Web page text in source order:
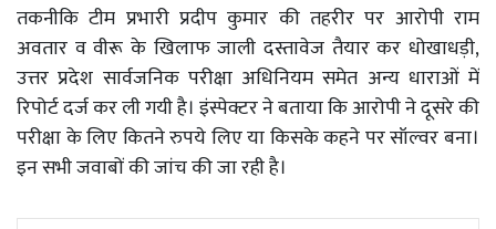
तकनीकि टीम प्रभारी प्रदीप कुमार की तहरीर पर आरोपी राम
अवतार व वीरू के खिलाफ जाली दस्तावेज तैयार कर धोखाधड़ी,
उत्तर प्रदेश सार्वजनिक परीक्षा अधिनियम समेत अन्य धाराओं में
रिपोर्ट दर्ज कर ली गयी है। इंस्पेक्टर ने बताया कि आरोपी ने दूसरे की
परीक्षा के लिए कितने रुपये लिए या किसके कहने पर सॉल्वर बना।
इन सभी जवाबों की जांच की जा रही है।